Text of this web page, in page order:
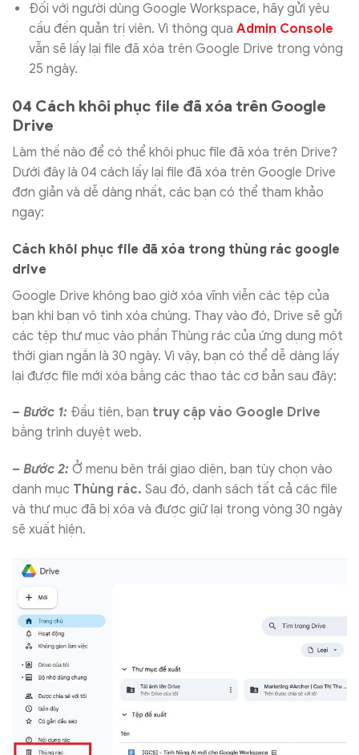
Đối với người dùng Google Workspace, hãy gửi yêu
cầu đến quản trị viên. Vì thông qua Admin Console
vẫn sẽ lấy lại file đã xóa trên Google Drive trong vòng
25 ngày.
04 Cách khôi phục file đã xóa trên Google
Drive
Làm thế nào để có thể khôi phục file đã xóa trên Drive?
Dưới đây là 04 cách lấy lại file đã xóa trên Google Drive
đơn giản và dễ dàng nhất, các bạn có thể tham khảo
ngay:
Cách khôi phục file đã xóa trong thùng rác google
drive
Google Drive không bao giờ xóa vĩnh viễn các tệp của
bạn khi bạn vô tình xóa chúng. Thay vào đó, Drive sẽ gửi
các tệp thư mục vào phần Thùng rác của ứng dụng một
thời gian ngắn là 30 ngày. Vì vậy, bạn có thể dễ dàng lấy
lại được file mới xóa bằng các thao tác cơ bản sau đây:
– Bước 1: Đầu tiên, bạn truy cập vào Google Drive
bằng trình duyệt web.
– Bước 2: Ở menu bên trái giao diện, bạn tùy chọn vào
danh mục Thùng rác. Sau đó, danh sách tất cả các file
và thư mục đã bị xóa và được giữ lại trong vòng 30 ngày
sẽ xuất hiện.